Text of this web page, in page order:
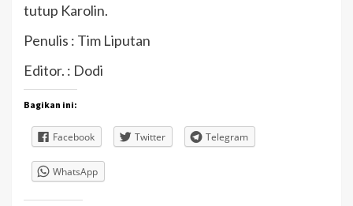
tutup Karolin.
Penulis : Tim Liputan
Editor. : Dodi
Bagikan ini:
Facebook Twitter Telegram
WhatsApp